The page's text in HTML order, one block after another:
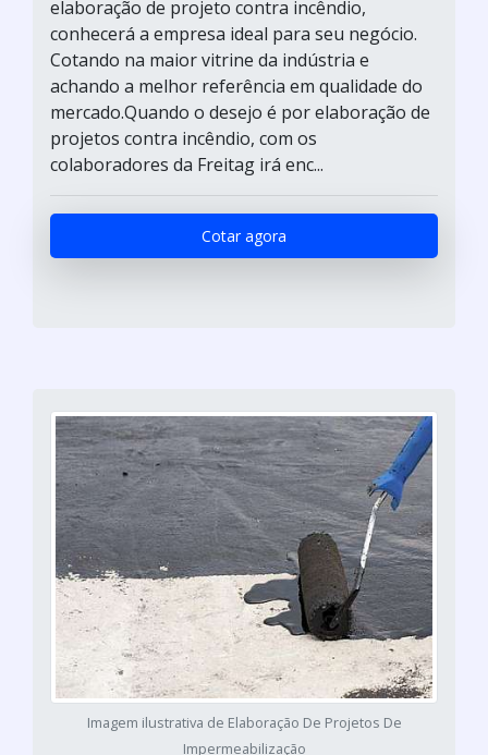
elaboração de projeto contra incêndio,
conhecerá a empresa ideal para seu negócio.
Cotando na maior vitrine da indústria e
achando a melhor referência em qualidade do
mercado.Quando o desejo é por elaboração de
projetos contra incêndio, com os
colaboradores da Freitag irá enc...
Cotar agora
Imagem ilustrativa de Elaboração De Projetos De
Impermeabilização